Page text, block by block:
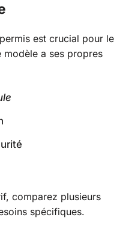
est crucial pour le
a ses propres
comparez plusieurs
spécifiques.